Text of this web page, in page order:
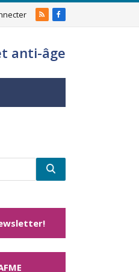
RSSFacebook
anti-âge